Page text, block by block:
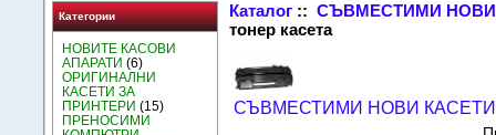
Категории
НОВИТЕ КАСОВИ
АПАРАТИ (6)
ОРИГИНАЛНИ
КАСЕТИ ЗА
ПРИНТЕРИ (15)
ПРЕНОСИМИ
Каталог ::СЪВМЕСТИМИ НОВИ
тонер касета
СЪВМЕСТИМИ НОВИ КАСЕТИ